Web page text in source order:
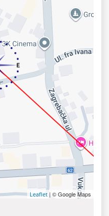
Leaflet | © Google Maps